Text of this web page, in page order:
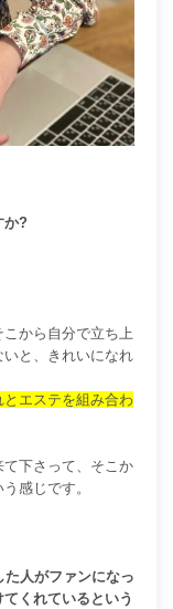
か?
から自分で立ち上
と、きれいになれ
エステを組み合わ
下さって、そこか
感じです。
人がファンになっ
くれているという